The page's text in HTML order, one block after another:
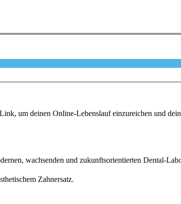
um deinen Online-Lebenslauf einzureichen und
wachsenden und zukunftsorientierten Dental-
Zahnersatz.